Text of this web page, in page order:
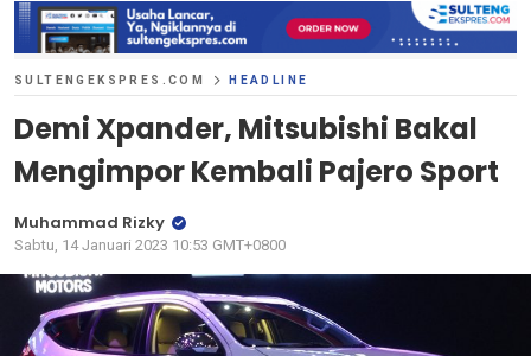
SULTENGEKSPRES.COM HEADLINE
Demi Xpander, Mitsubishi Bakal
Mengimpor Kembali Pajero Sport
Muhammad Rizky
Sabtu, 14 Januari 2023 10:53 GMT+0800